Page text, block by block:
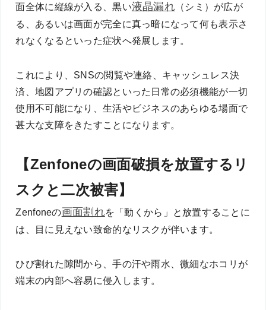
面全体に縦線が入る、黒い液晶漏れ（シミ）が広が
る、あるいは画面が完全に真っ暗になって何も表示さ
れなくなるといった症状へ発展します。
これにより、SNSの閲覧や連絡、キャッシュレス決
済、地図アプリの確認といった日常の必須機能が一切
使用不可能になり、生活やビジネスのあらゆる場面で
甚大な支障をきたすことになります。
【Zenfoneの画面破損を放置するリ
スクと二次被害】
Zenfoneの画面割れを「動くから」と放置することに
は、目に見えない致命的なリスクが伴います。
ひび割れた隙間から、手の汗や雨水、微細なホコリが
端末の内部へ容易に侵入します。